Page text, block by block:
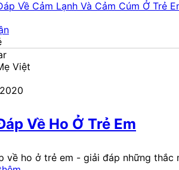
Việt
Về Ho Ở Trẻ Em
về ho ở trẻ em - giải đáp những thắc